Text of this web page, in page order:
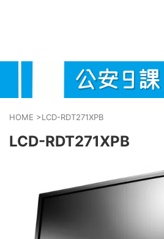
HOME >LCD-RDT271XPB
LCD-RDT271XPB